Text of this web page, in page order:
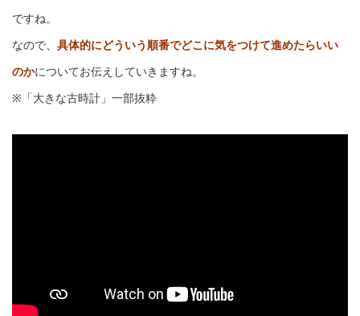
ですね。
なので、 具体的にどういう順番でどこに気をつけて進めたらいい
のかについてお伝えしていきますね。
※「大きな古時計」一部抜粋